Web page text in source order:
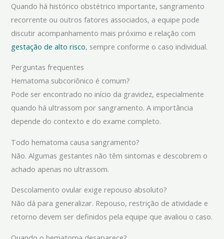
Quando há histórico obstétrico importante, sangramento
recorrente ou outros fatores associados, a equipe pode
discutir acompanhamento mais próximo e relação com
gestação de alto risco, sempre conforme o caso individual.
Perguntas frequentes
Hematoma subcoriônico é comum?
Pode ser encontrado no início da gravidez, especialmente
quando há ultrassom por sangramento. A importância
depende do contexto e do exame completo.
Todo hematoma causa sangramento?
Não. Algumas gestantes não têm sintomas e descobrem o
achado apenas no ultrassom.
Descolamento ovular exige repouso absoluto?
Não dá para generalizar. Repouso, restrição de atividade e
retorno devem ser definidos pela equipe que avaliou o caso.